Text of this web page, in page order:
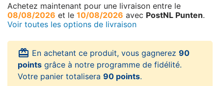
Achetez maintenant pour une livraison entre le
08/08/2026 et le 10/08/2026 avec PostNL Punten.
Voir toutes les options de livraison
card_giftcard En achetant ce produit, vous gagnerez 90
points grâce à notre programme de fidélité.
Votre panier totalisera 90 points.